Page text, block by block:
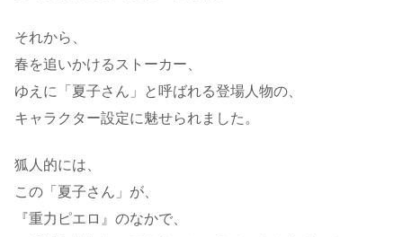
それから、
春を追いかけるストーカー、
ゆえに「夏子さん」と呼ばれる登場人物の、
キャラクター設定に魅せられました。
狐人的には、
この「夏子さん」が、
『重力ピエロ』のなかで、